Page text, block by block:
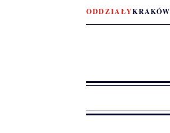
ODDZIAŁYKRAKÓW